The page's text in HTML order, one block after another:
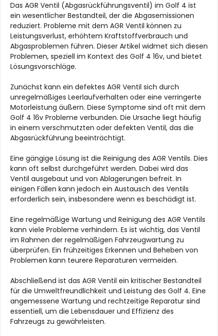
Das AGR Ventil (Abgasrückführungsventil) im Golf 4 ist
ein wesentlicher Bestandteil, der die Abgasemissionen
reduziert. Probleme mit dem AGR Ventil können zu
Leistungsverlust, erhöhtem Kraftstoffverbrauch und
Abgasproblemen führen. Dieser Artikel widmet sich diesen
Problemen, speziell im Kontext des Golf 4 16v, und bietet
Lösungsvorschläge.
Zunächst kann ein defektes AGR Ventil sich durch
unregelmäßiges Leerlaufverhalten oder eine verringerte
Motorleistung äußern. Diese Symptome sind oft mit dem
Golf 4 16v Probleme verbunden. Die Ursache liegt häufig
in einem verschmutzten oder defekten Ventil, das die
Abgasrückführung beeinträchtigt.
Eine gängige Lösung ist die Reinigung des AGR Ventils. Dies
kann oft selbst durchgeführt werden. Dabei wird das
Ventil ausgebaut und von Ablagerungen befreit. In
einigen Fällen kann jedoch ein Austausch des Ventils
erforderlich sein, insbesondere wenn es beschädigt ist.
Eine regelmäßige Wartung und Reinigung des AGR Ventils
kann viele Probleme verhindern. Es ist wichtig, das Ventil
im Rahmen der regelmäßigen Fahrzeugwartung zu
überprüfen. Ein frühzeitiges Erkennen und Beheben von
Problemen kann teurere Reparaturen vermeiden.
Abschließend ist das AGR Ventil ein kritischer Bestandteil
für die Umweltfreundlichkeit und Leistung des Golf 4. Eine
angemessene Wartung und rechtzeitige Reparatur sind
essentiell, um die Lebensdauer und Effizienz des
Fahrzeugs zu gewährleisten.